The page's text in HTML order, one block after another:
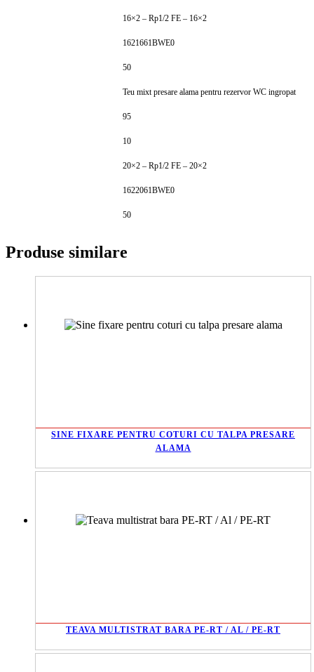
16×2 – Rp1/2 FE – 16×2
1621661BWE0
50
Teu mixt presare alama pentru rezervor WC ingropat
95
10
20×2 – Rp1/2 FE – 20×2
1622061BWE0
50
Produse similare
SINE FIXARE PENTRU COTURI CU TALPA PRESARE
ALAMA
TEAVA MULTISTRAT BARA PE-RT / AL / PE-RT